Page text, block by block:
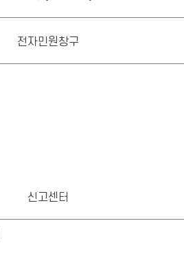
전자민원창구
신고센터